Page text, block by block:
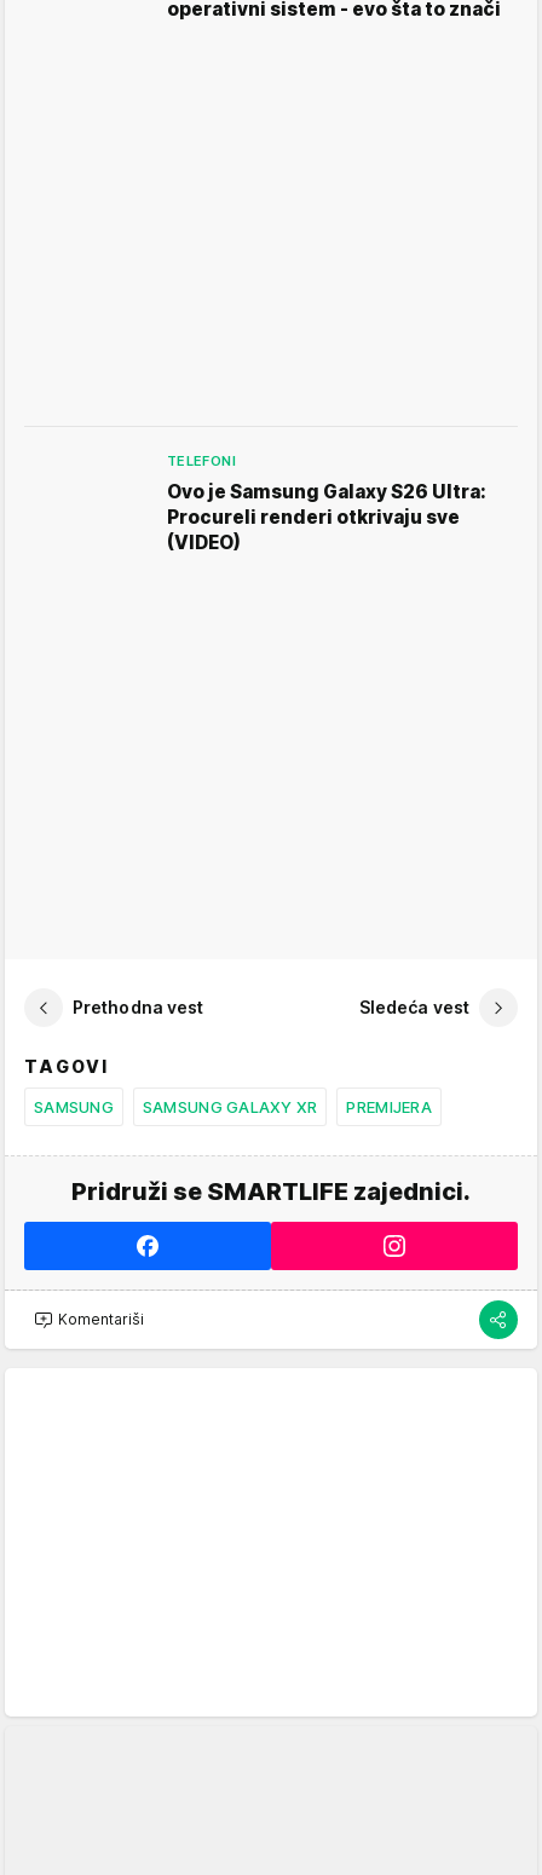
operativni sistem - evo šta to znači
TELEFONI
Ovo je Samsung Galaxy S26 Ultra:
Procureli renderi otkrivaju sve
(VIDEO)
Prethodna vest Sledeća vest
TAGOVI
SAMSUNG SAMSUNG GALAXY XR PREMIJERA
Pridruži se SMARTLIFE zajednici.
Komentariši